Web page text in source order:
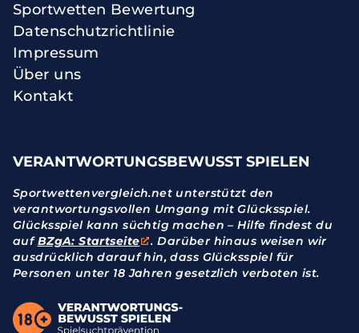
Sportwetten Bewertung
Datenschutzrichtlinie
Impressum
Über uns
Kontakt
VERANTWORTUNGSBEWUSST SPIELEN
Sportwettenvergleich.net unterstützt den
verantwortungsvollen Umgang mit Glücksspiel.
Glücksspiel kann süchtig machen – Hilfe findest du
aufBZgA: Startseite
. Darüber hinaus weisen wir
ausdrücklich darauf hin, dass Glücksspiel für
Personen unter 18 Jahren gesetzlich verboten ist.